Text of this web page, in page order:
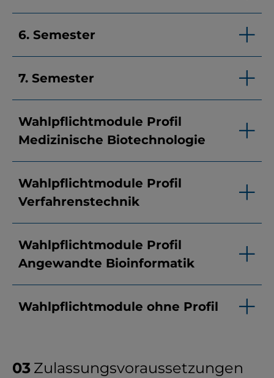
6. Semester
7. Semester
Wahlpflichtmodule Profil
Medizinische Biotechnologie
Wahlpflichtmodule Profil
Verfahrenstechnik
Wahlpflichtmodule Profil
Angewandte Bioinformatik
Wahlpflichtmodule ohne Profil
Zulassungsvoraussetzungen